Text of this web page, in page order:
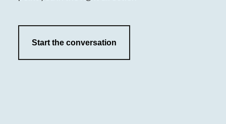
Start the conversation